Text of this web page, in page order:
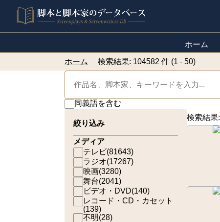
ホーム
ホーム 検索結果: 104582 件 (1 - 50)
同義語を含む
絞り込み
メディア
テレビ(81643)
ラジオ(17267)
映画(3280)
舞台(2041)
ビデオ・DVD(140)
レコード・CD・カセット
(139)
不明(28)
検索結果: